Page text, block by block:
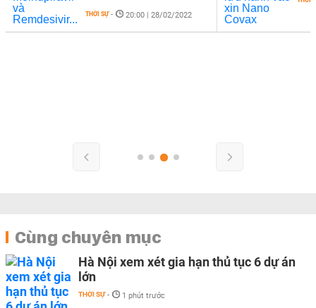
THỜI SỰ - 20:00 | 28/02/2022
Cùng chuyên mục
Hà Nội xem xét gia hạn thủ tục 6 dự án
lớn
THỜI SỰ - 1 phút trước